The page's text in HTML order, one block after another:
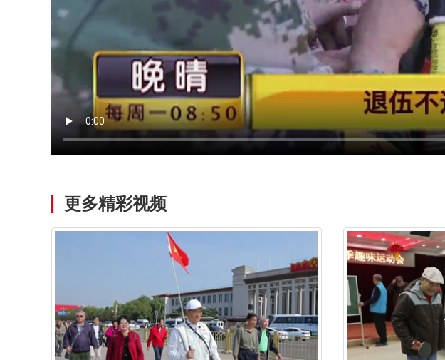
更多精彩视频